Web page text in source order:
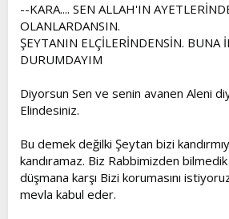
--KARA.... SEN ALLAH'IN
OLANLARDANSIN.
ŞEYTANIN ELÇİLERİNDENSİN. BUNA
DURUMDAYIM
Diyorsun Sen ve senin avanen Aleni
Elindesiniz.
Bu demek değilki Şeytan bizi
kandıramaz. Biz Rabbimizden
düşmana karşı Bizi korumasını
mevla kabul eder.